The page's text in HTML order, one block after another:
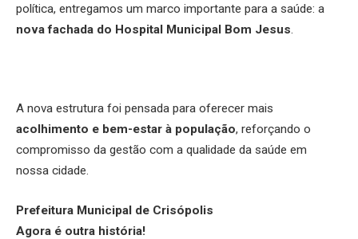
política, entregamos um marco importante para a saúde: a
nova fachada do Hospital Municipal Bom Jesus.
A nova estrutura foi pensada para oferecer mais
acolhimento e bem-estar à população, reforçando o
compromisso da gestão com a qualidade da saúde em
nossa cidade.
Prefeitura Municipal de Crisópolis
Agora é outra história!